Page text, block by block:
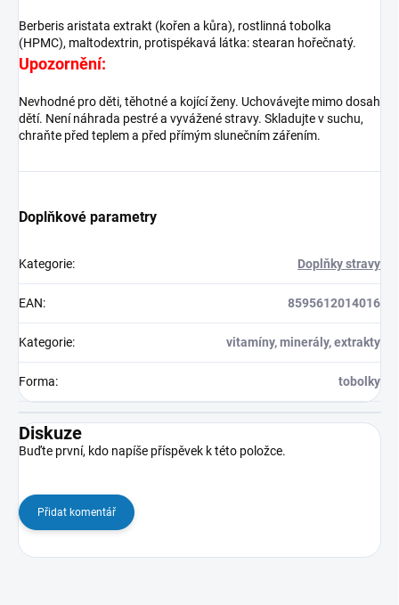
Berberis aristata extrakt (kořen a kůra), rostlinná tobolka
(HPMC), maltodextrin, protispékavá látka: stearan hořečnatý.
Upozornění:
Nevhodné pro děti, těhotné a kojící ženy. Uchovávejte mimo dosah
dětí. Není náhrada pestré a vyvážené stravy. Skladujte v suchu,
chraňte před teplem a před přímým slunečním zářením.
Doplňkové parametry
Kategorie: Doplňky stravy
EAN: 8595612014016
Kategorie: vitamíny, minerály, extrakty
Forma: tobolky
Diskuze
Buďte první, kdo napíše příspěvek k této položce.
Přidat komentář